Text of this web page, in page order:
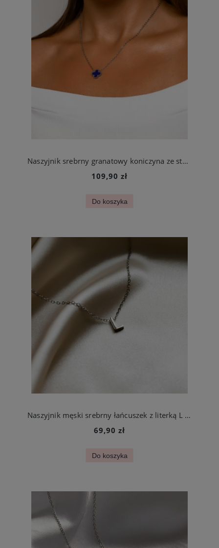
Naszyjnik srebrny granatowy koniczyna ze stali szlachetnej
109,90 zł
Do koszyka
Naszyjnik męski srebrny łańcuszek z literką L ze stali chirurgicznej
69,90 zł
Do koszyka